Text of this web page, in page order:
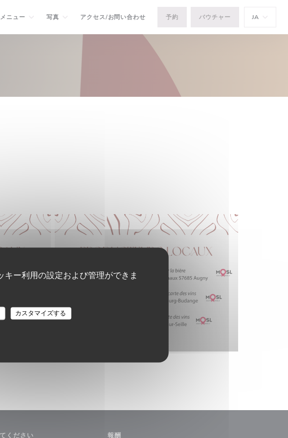
ー利用の設定および管理ができま
カスタマイズする
メニュー 写真 アクセス/お問い合わせ 予約 バウチャー JA
ください 報酬